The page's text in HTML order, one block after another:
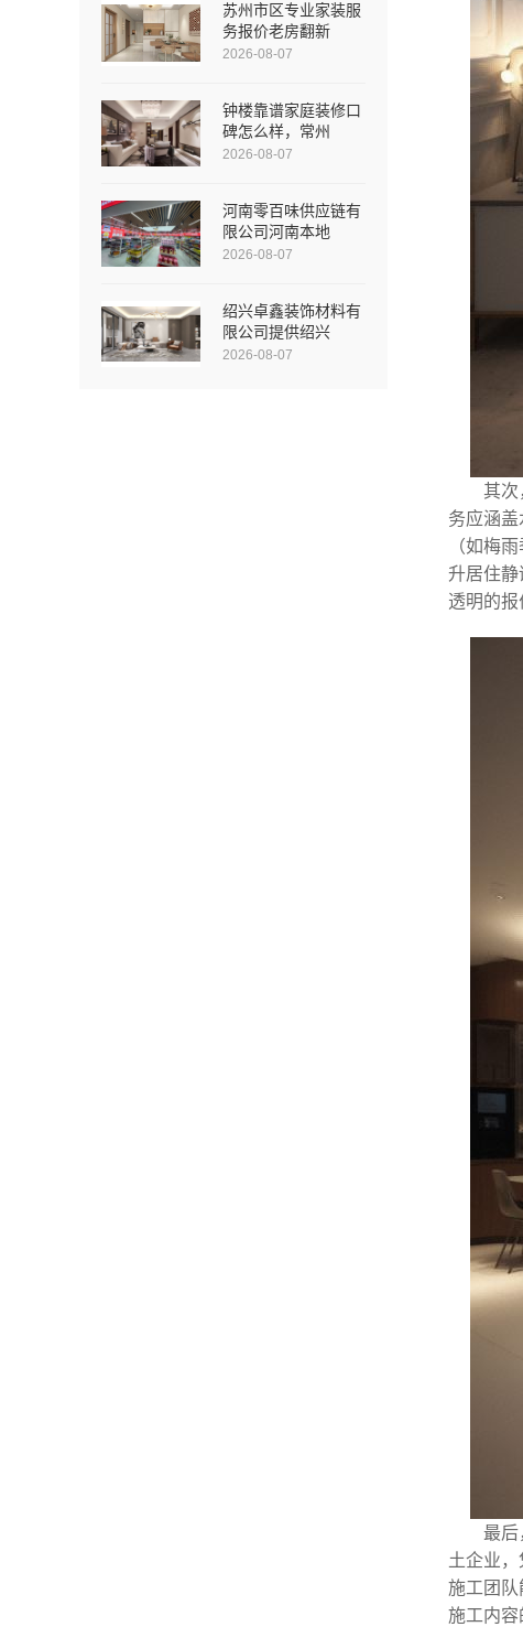
苏州市区专业家装服
务报价老房翻新
2026-08-07
钟楼靠谱家庭装修口
碑怎么样，常州
2026-08-07
河南零百味供应链有
限公司河南本地
2026-08-07
绍兴卓鑫装饰材料有
限公司提供绍兴
2026-08-07
其次
务应涵
（如梅
升居住静
透明的
最后
土企业
施工团队
施工内容